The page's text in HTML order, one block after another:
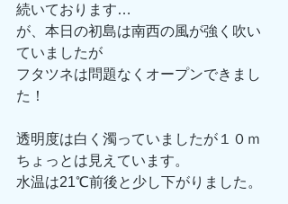
続いております…
が、本日の初島は南西の風が強く吹い
ていましたが
フタツネは問題なくオープンできまし
た！
透明度は白く濁っていましたが１０ｍ
ちょっとは見えています。
水温は21℃前後と少し下がりました。